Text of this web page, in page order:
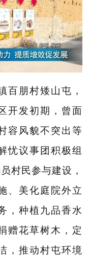
百朋村矮山屯，
开发初期，曾面
容风貌不突出等
忧议事团积极组
村民参与建设，
、美化庭院外立
，种植九品香水
赠花草树木，定
，推动村屯环境